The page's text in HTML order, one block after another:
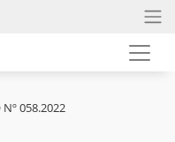
Nº 058.2022